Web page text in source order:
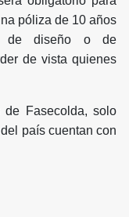
póliza de 10 años
de diseño o de
de vista quienes
de Fasecolda, solo
país cuentan con